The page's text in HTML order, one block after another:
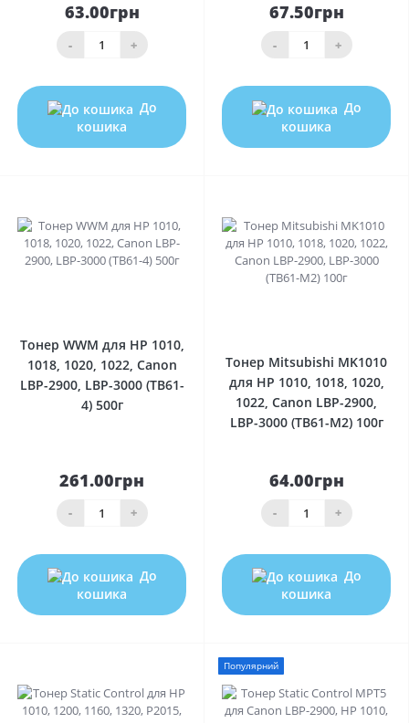
63.00грн
- +
До
кошика
67.50грн
- +
До
кошика
Тонер WWM для HP 1010,
1018, 1020, 1022, Canon
LBP-2900, LBP-3000 (TB61-
4) 500г
261.00грн
- +
До
кошика
Тонер Mitsubishi MK1010
для HP 1010, 1018, 1020,
1022, Canon LBP-2900,
LBP-3000 (TB61-M2) 100г
64.00грн
- +
До
кошика
Популярний